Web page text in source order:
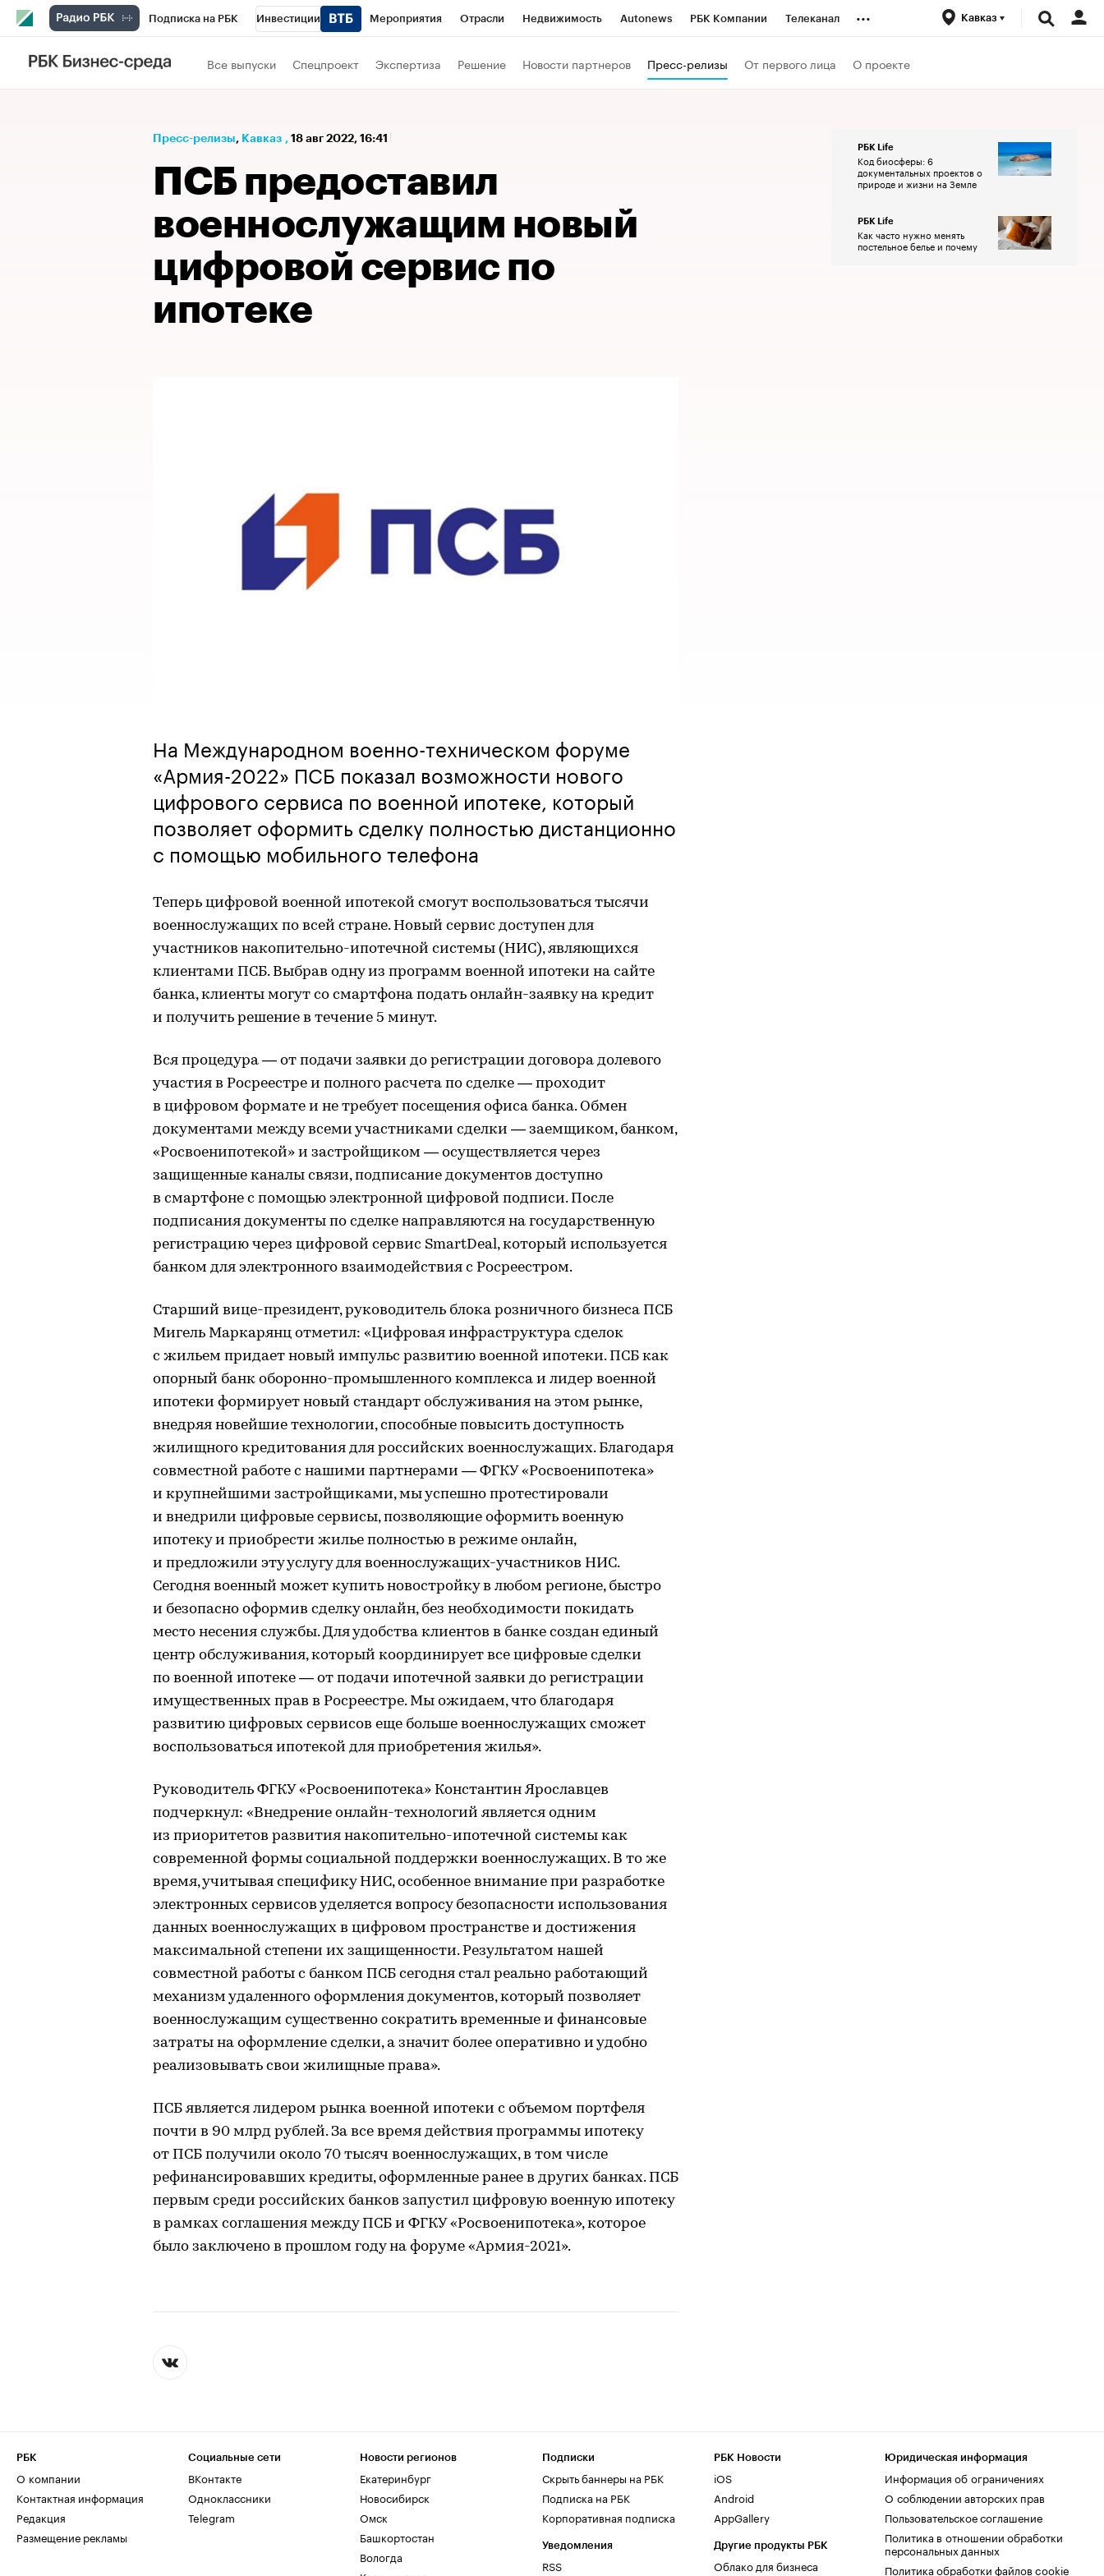
Подписка на РБК Инвестиции Мероприятия Отрасли Недвижимость Autonews РБК Компании Телеканал
РБК Вино
Проверка контрагентов
... Кавказ
Все выпуски Спецпроект Экспертиза Решение Новости партнеров Пресс-релизы От первого лица О проекте
Пресс-релизы⁠, Кавказ , 18 авг 2022, 16:41
ПСБ предоставил
военнослужащим новый
цифровой сервис по
ипотеке
На Международном военно-техническом форуме
«Армия-2022» ПСБ показал возможности нового
цифрового сервиса по военной ипотеке, который
позволяет оформить сделку полностью дистанционно
с помощью мобильного телефона
Теперь цифровой военной ипотекой смогут воспользоваться тысячи
военнослужащих по всей стране. Новый сервис доступен для
участников накопительно-ипотечной системы (НИС), являющихся
клиентами ПСБ. Выбрав одну из программ военной ипотеки на сайте
банка, клиенты могут со смартфона подать онлайн-заявку на кредит
и получить решение в течение 5 минут.
Вся процедура — от подачи заявки до регистрации договора долевого
участия в Росреестре и полного расчета по сделке — проходит
в цифровом формате и не требует посещения офиса банка. Обмен
документами между всеми участниками сделки — заемщиком, банком,
«Росвоенипотекой» и застройщиком — осуществляется через
защищенные каналы связи, подписание документов доступно
в смартфоне с помощью электронной цифровой подписи. После
подписания документы по сделке направляются на государственную
регистрацию через цифровой сервис SmartDeal, который используется
банком для электронного взаимодействия с Росреестром.
Старший вице-президент, руководитель блока розничного бизнеса ПСБ
Мигель Маркарянц отметил: «Цифровая инфраструктура сделок
с жильем придает новый импульс развитию военной ипотеки. ПСБ как
опорный банк оборонно-промышленного комплекса и лидер военной
ипотеки формирует новый стандарт обслуживания на этом рынке,
внедряя новейшие технологии, способные повысить доступность
жилищного кредитования для российских военнослужащих. Благодаря
совместной работе с нашими партнерами — ФГКУ «Росвоенипотека»
и крупнейшими застройщиками, мы успешно протестировали
и внедрили цифровые сервисы, позволяющие оформить военную
ипотеку и приобрести жилье полностью в режиме онлайн,
и предложили эту услугу для военнослужащих-участников НИС.
Сегодня военный может купить новостройку в любом регионе, быстро
и безопасно оформив сделку онлайн, без необходимости покидать
место несения службы. Для удобства клиентов в банке создан единый
центр обслуживания, который координирует все цифровые сделки
по военной ипотеке — от подачи ипотечной заявки до регистрации
имущественных прав в Росреестре. Мы ожидаем, что благодаря
развитию цифровых сервисов еще больше военнослужащих сможет
воспользоваться ипотекой для приобретения жилья».
Руководитель ФГКУ «Росвоенипотека» Константин Ярославцев
подчеркнул: «Внедрение онлайн-технологий является одним
из приоритетов развития накопительно-ипотечной системы как
современной формы социальной поддержки военнослужащих. В то же
время, учитывая специфику НИС, особенное внимание при разработке
электронных сервисов уделяется вопросу безопасности использования
данных военнослужащих в цифровом пространстве и достижения
максимальной степени их защищенности. Результатом нашей
совместной работы с банком ПСБ сегодня стал реально работающий
механизм удаленного оформления документов, который позволяет
военнослужащим существенно сократить временные и финансовые
затраты на оформление сделки, а значит более оперативно и удобно
реализовывать свои жилищные права».
ПСБ является лидером рынка военной ипотеки с объемом портфеля
почти в 90 млрд рублей. За все время действия программы ипотеку
от ПСБ получили около 70 тысяч военнослужащих, в том числе
рефинансировавших кредиты, оформленные ранее в других банках. ПСБ
первым среди российских банков запустил цифровую военную ипотеку
в рамках соглашения между ПСБ и ФГКУ «Росвоенипотека», которое
было заключено в прошлом году на форуме «Армия-2021».
РБК Life
Код биосферы: 6
документальных проектов о
природе и жизни на Земле
РБК Life
Как часто нужно менять
постельное белье и почему
РБК
О компании
Контактная информация
Редакция
Размещение рекламы
Социальные сети
ВКонтакте
Одноклассники
Telegram
Новости регионов
Екатеринбург
Новосибирск
Омск
Башкортостан
Вологда
Подписки
Скрыть баннеры на РБК
Подписка на РБК
Корпоративная подписка
Уведомления
RSS
РБК Новости
iOS
Android
AppGallery
Другие продукты РБК
Облако для бизнеса
Юридическая информация
Информация об ограничениях
О соблюдении авторских прав
Пользовательское соглашение
Политика в отношении обработки
персональных данных
Политика обработки файлов cookie